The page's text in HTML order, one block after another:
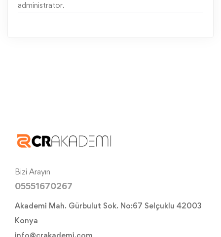
administrator.
Bizi Arayın
05551670267
Akademi Mah. Gürbulut Sok. No:67 Selçuklu 42003
Konya
info@crakademi.com